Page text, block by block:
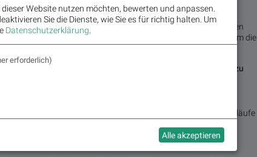
mit fortschrittlicher KI wird Hitachi die HMAX-Lösungen
von Claude werden in HMAX integriert, um die
zu erweitern. Dazu gehört die:
durch Interaktion in natürlicher Sprache, um Ausfallzeiten zu
Algorithmen zur Kostensenkung
Widerstandsfähigkeit und Nachhaltigkeit der Betriebsabläufe
Frontier AI Deployment Center
Website nutzen möchten, bewerten und anpassen.
Sie die Dienste, wie Sie es für richtig halten. Um
Datenschutzerklärung.
erforderlich)
Alle akzeptieren